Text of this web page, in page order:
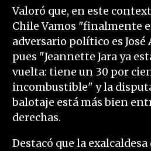
Valoró que, en este
Chile Vamos "finalmente
adversario político es
pues "Jeannette Jara ya
vuelta: tiene un 30 por
incombustible" y la
balotaje está más bien
derechas.
Destacó que la